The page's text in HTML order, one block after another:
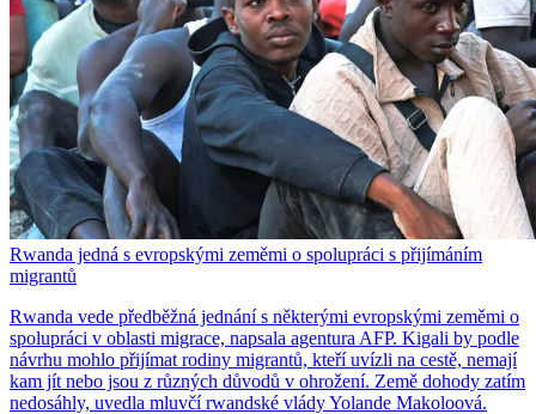
Rwanda jedná s evropskými zeměmi o spolupráci s přijímáním
migrantů
Rwanda vede předběžná jednání s některými evropskými zeměmi o
spolupráci v oblasti migrace, napsala agentura AFP. Kigali by podle
návrhu mohlo přijímat rodiny migrantů, kteří uvízli na cestě, nemají
kam jít nebo jsou z různých důvodů v ohrožení. Země dohody zatím
nedosáhly, uvedla mluvčí rwandské vlády Yolande Makoloová.